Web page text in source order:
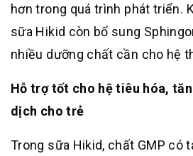
hơn trong quá trình phát triển.
sữa Hikid còn bổ sung
nhiều dưỡng chất cần cho hệ
Hỗ trợ tốt cho hệ tiêu hóa,
dịch cho trẻ
Trong sữa Hikid, chất GMP có